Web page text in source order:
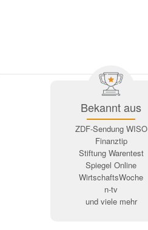
Bekannt aus
ZDF-Sendung WISO
Finanztip
Stiftung Warentest
Spiegel Online
WirtschaftsWoche
n-tv
und viele mehr